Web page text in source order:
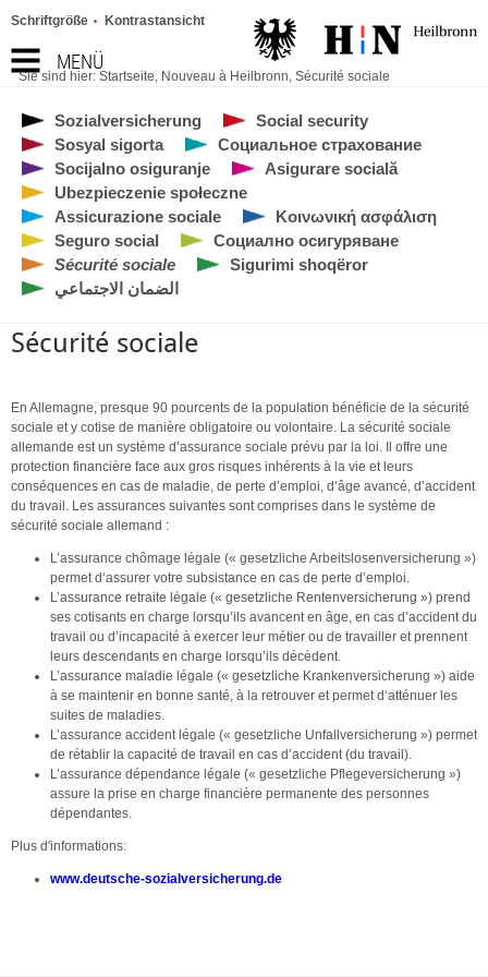
MENÜ
Schriftgröße Kontrastansicht
Sie sind hier: Startseite, Nouveau à Heilbronn, Sécurité sociale
Sozialversicherung
Social security
Sosyal sigorta
Социальное страхование
Socijalno osiguranje
Asigurare socială
Ubezpieczenie społeczne
Assicurazione sociale
Κοινωνική ασφάλιση
Seguro social
Социално осигуряване
Sécurité sociale
Sigurimi shoqëror
الضمان الاجتماعي
Sécurité sociale
En Allemagne, presque 90 pourcents de la population bénéficie de la sécurité
sociale et y cotise de manière obligatoire ou volontaire. La sécurité sociale
allemande est un système d’assurance sociale prévu par la loi. Il offre une
protection financière face aux gros risques inhérents à la vie et leurs
conséquences en cas de maladie, de perte d’emploi, d’âge avancé, d’accident
du travail. Les assurances suivantes sont comprises dans le système de
sécurité sociale allemand :
L’assurance chômage légale (« gesetzliche Arbeitslosenversicherung »)
permet d‘assurer votre subsistance en cas de perte d’emploi.
L’assurance retraite légale (« gesetzliche Rentenversicherung ») prend
ses cotisants en charge lorsqu’ils avancent en âge, en cas d’accident du
travail ou d’incapacité à exercer leur métier ou de travailler et prennent
leurs descendants en charge lorsqu’ils décèdent.
L’assurance maladie légale (« gesetzliche Krankenversicherung ») aide
à se maintenir en bonne santé, à la retrouver et permet d‘atténuer les
suites de maladies.
L’assurance accident légale (« gesetzliche Unfallversicherung ») permet
de rétablir la capacité de travail en cas d’accident (du travail).
L’assurance dépendance légale (« gesetzliche Pflegeversicherung »)
assure la prise en charge financière permanente des personnes
dépendantes.
Plus d'informations:
www.deutsche-sozialversicherung.de